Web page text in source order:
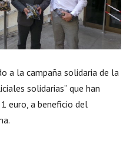
a la campaña solidaria de la
solidarias” que han
euro, a beneficio del